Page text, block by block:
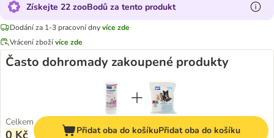
Získejte 22 zooBodů za tento produkt
Dodání za 1-3 pracovní dnyvíce zde
Vrácení zbožívíce zde
Často dohromady zakoupené produkty
Celkem
0 Kč Přidat oba do košíkuPřidat oba do košíku